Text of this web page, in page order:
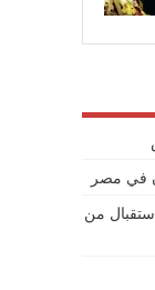
في مصر
من